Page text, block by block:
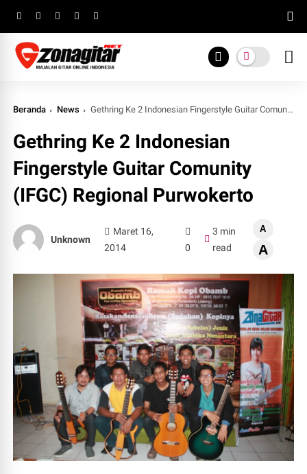
Beranda News Gethring Ke 2 Indonesian Fingerstyle Guitar Comunity (IFGC) Regional Purwokerto
Gethring Ke 2 Indonesian
Fingerstyle Guitar Comunity
(IFGC) Regional Purwokerto
Unknown
Maret 16,
2014
0
3 min
read
A
A